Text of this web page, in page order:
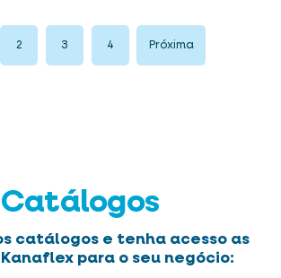
2 3 4 Próxima
Catálogos
catálogos e tenha acesso as
para o seu negócio: